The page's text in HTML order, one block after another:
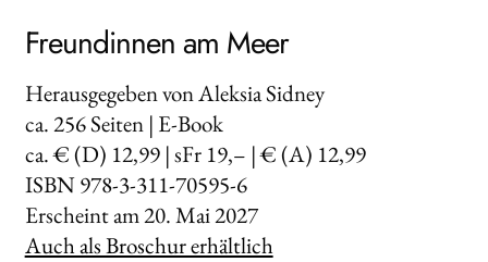
Freundinnen am Meer
Herausgegeben von Aleksia Sidney
ca.256Seiten | E-Book
ca. € (D) 12,99 | sFr 19,– | € (A) 12,99
ISBN 978-3-311-70595-6
Erscheint am20. Mai 2027
Auch als Broschur erhältlich